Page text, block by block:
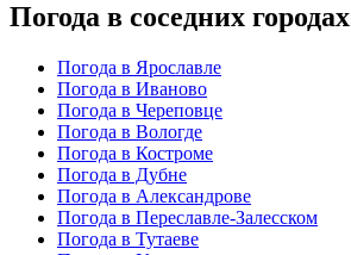
Погода в соседних городах
Погода в Ярославле
Погода в Иваново
Погода в Череповце
Погода в Вологде
Погода в Костроме
Погода в Дубне
Погода в Александрове
Погода в Переславле-Залесском
Погода в Тутаеве